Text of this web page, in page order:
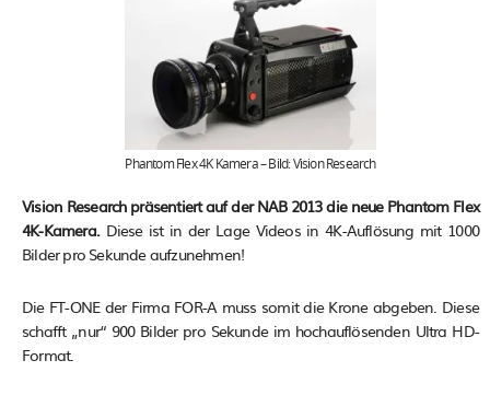
Phantom Flex 4K Kamera – Bild: Vision Research
Vision Research präsentiert auf der NAB 2013 die neue Phantom Flex
4K-Kamera.Diese ist in der Lage Videos in 4K-Auflösung mit 1000
Bilder pro Sekunde aufzunehmen!
Die FT-ONE der Firma FOR-A muss somit die Krone abgeben. Diese
schafft „nur“ 900 Bilder pro Sekunde im hochauflösenden Ultra HD-
Format.